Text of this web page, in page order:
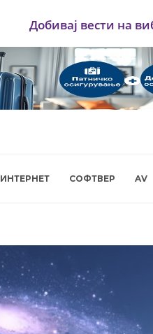
Добивај вести на
ИНТЕРНЕТ СОФТВЕР AV